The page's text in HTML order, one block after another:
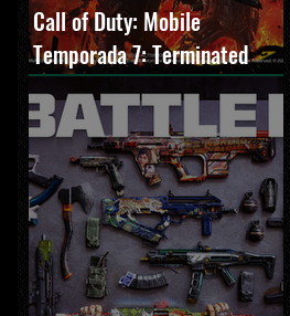
Call of Duty: Mobile
Temporada 7: Terminated
estreia com O Exterminador
do Futuro 2, novos modos e
Cronen Squall